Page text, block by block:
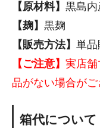
【原材料】 黒島
【麹】 黒麹
【販売方法】 単品
【ご注意】 実店
品がない場合がご
箱代について